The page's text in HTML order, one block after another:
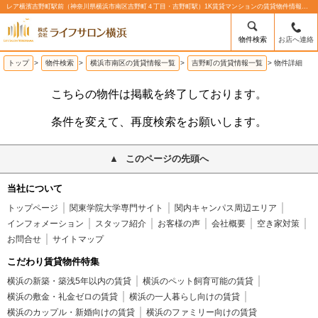
レア横濱吉野町駅前（神奈川県横浜市南区吉野町４丁目・吉野町駅）1K賃貸マンションの賃貸物件情報%% | 株式会社ライフサロン横浜
物件検索 お店へ連絡
トップ > 物件検索 > 横浜市南区の賃貸情報一覧 > 吉野町の賃貸情報一覧 > 物件詳細
こちらの物件は掲載を終了しております。
条件を変えて、再度検索をお願いします。
このページの先頭へ
当社について
トップページ 関東学院大学専門サイト
関内キャンパス周辺エリア
インフォメーション
スタッフ紹介 お客様の声 会社概要
空き家対策
お問合せ
サイトマップ
こだわり賃貸物件特集
横浜の新築・築浅5年以内の賃貸
横浜のペット飼育可能の賃貸
横浜の敷金・礼金ゼロの賃貸
横浜の一人暮らし向けの賃貸
横浜のカップル・新婚向けの賃貸
横浜のファミリー向けの賃貸